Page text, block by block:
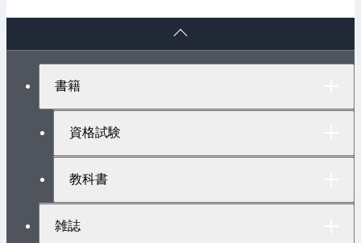
書籍
資格試験
教科書
雑誌